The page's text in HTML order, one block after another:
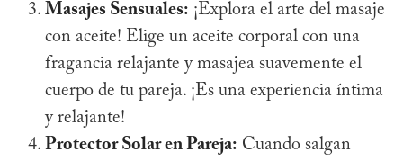
Masajes Sensuales: ¡Explora el arte del masaje
con aceite! Elige un aceite corporal con una
fragancia relajante y masajea suavemente el
cuerpo de tu pareja. ¡Es una experiencia íntima
y relajante!
Protector Solar en Pareja: Cuando salgan